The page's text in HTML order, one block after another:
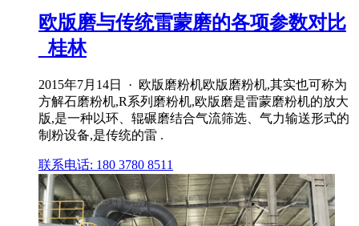
欧版磨与传统雷蒙磨的各项参数对比
_桂林
2015年7月14日 · 欧版磨粉机欧版磨粉机,其实也可称为
方解石磨粉机,R系列磨粉机,欧版磨是雷蒙磨粉机的放大
版,是一种以环、辊碾磨结合气流筛选、气力输送形式的
制粉设备,是传统的雷 .
联系电话: 180 3780 8511